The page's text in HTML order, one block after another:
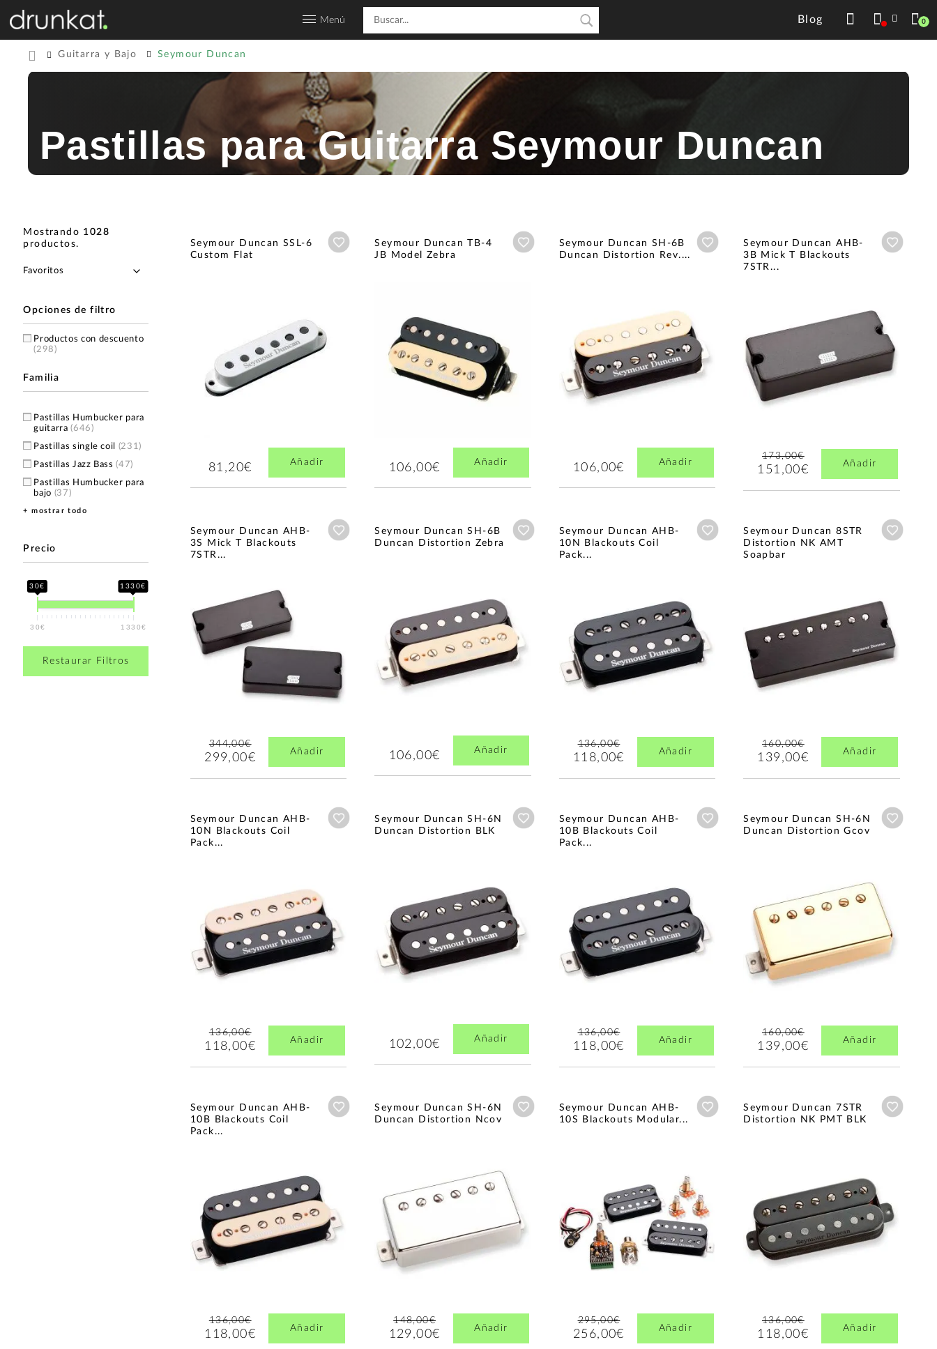
Menú Blog 0
Guitarra y Bajo Seymour Duncan
Pastillas para Guitarra Seymour Duncan
Mostrando 1028
productos.
Opciones de filtro
Productos con descuento
(298)
Familia
Pastillas Humbucker para
guitarra(646)
Pastillas single coil (231)
Pastillas Jazz Bass(47)
Pastillas Humbucker para
bajo (37)
Pastillas P90
Pastillas para bajo
(10)
+ mostrar todo
Precio
30€ 1330€
30€ 1330€
Restaurar Filtros
Seymour Duncan SSL-6
Custom Flat
Añadir a wishlist
81,20€ Añadir
Seymour Duncan TB-4
JB Model Zebra
Añadir a wishlist
106,00€ Añadir
Seymour Duncan SH-6B
Duncan Distortion Rev....
Añadir a wishlist
106,00€ Añadir
Seymour Duncan AHB-
3B Mick T Blackouts
7STR...
173,00€
151,00€ Añadir
Seymour Duncan AHB-
3S Mick T Blackouts
7STR...
Añadir a wishlist
344,00€
299,00€ Añadir
Seymour Duncan SH-6B
Duncan Distortion Zebra
Añadir a wishlist
106,00€ Añadir
Seymour Duncan AHB-
10N Blackouts Coil
Pack...
Añadir a wishlist
136,00€
118,00€ Añadir
Seymour Duncan 8STR
Distortion NK AMT
Soapbar
160,00€
139,00€ Añadir
Seymour Duncan AHB-
10N Blackouts Coil
Pack...
Añadir a wishlist
136,00€
118,00€ Añadir
Seymour Duncan SH-6N
Duncan Distortion BLK
Añadir a wishlist
102,00€ Añadir
Seymour Duncan AHB-
10B Blackouts Coil
Pack...
Añadir a wishlist
136,00€
118,00€ Añadir
Seymour Duncan SH-6N
Duncan Distortion Gcov
160,00€
139,00€ Añadir
Seymour Duncan AHB-
10B Blackouts Coil
Pack...
Añadir a wishlist
136,00€
118,00€ Añadir
Seymour Duncan SH-6N
Duncan Distortion Ncov
Añadir a wishlist
148,00€
129,00€ Añadir
Seymour Duncan AHB-
10S Blackouts Modular...
Añadir a wishlist
295,00€
256,00€ Añadir
Seymour Duncan 7STR
Distortion NK PMT BLK
136,00€
118,00€ Añadir